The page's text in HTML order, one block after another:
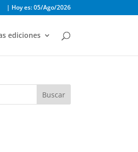
| Hoy es: 05/Ago/2026
ediciones
Buscar